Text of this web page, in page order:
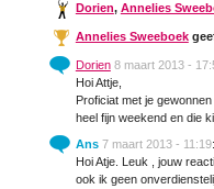
Dorien, Annelies
Annelies Sweeboek
Dorien 8 maart 2013 -
Hoi Attje,
Proficiat met je
heel fijn weekend en die
Ans 7 maart 2013 - 11:19:
Hoi Atje. Leuk , jouw
ook ik geen